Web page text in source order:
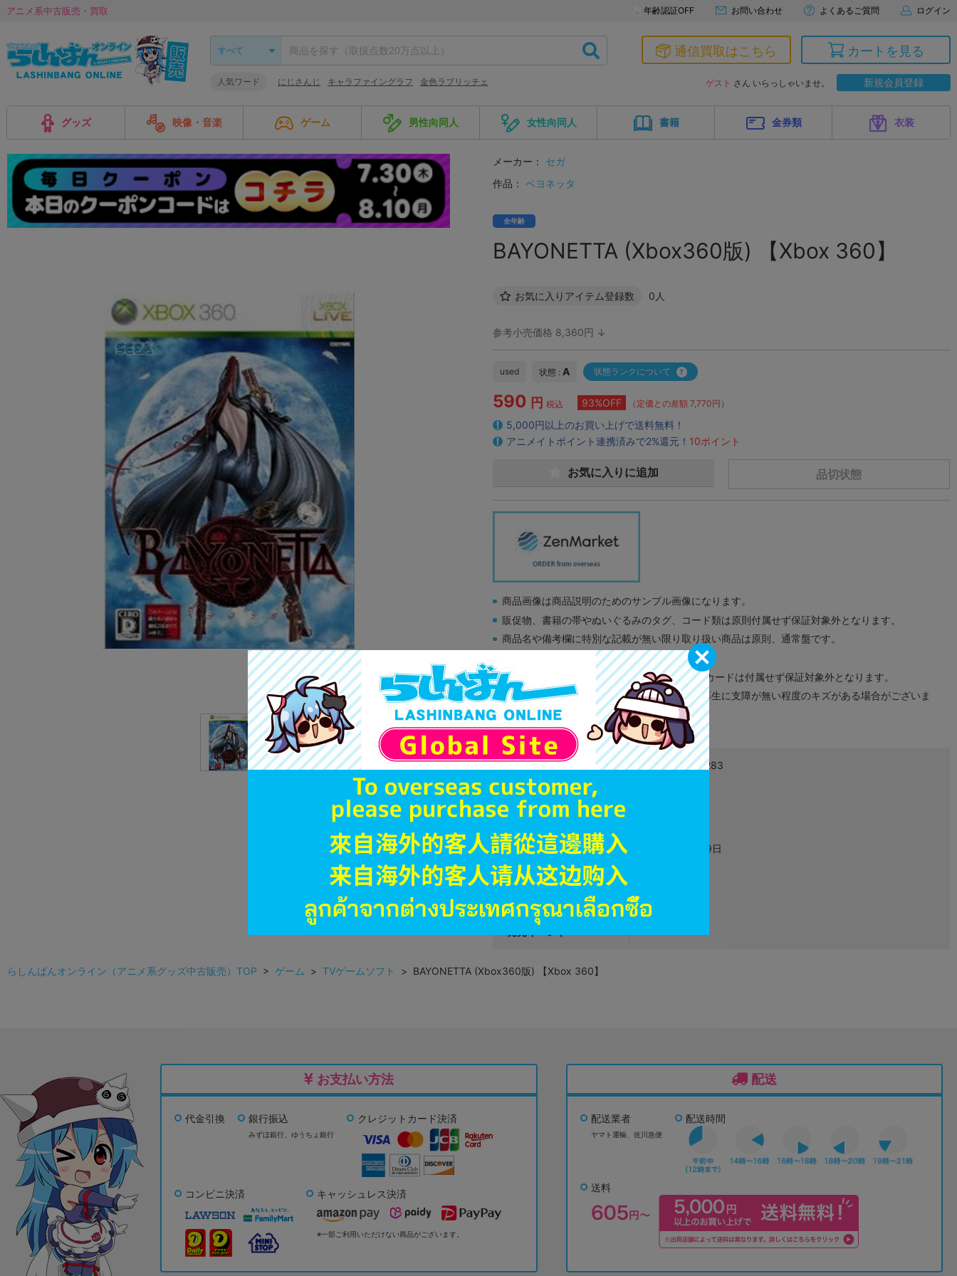
アニメ系中古販売・買取 年齢認証OFF お問い合わせ よくあるご質問 ログイン
人気ワード にじさんじ キャラファイングラフ 金色ラブリッチェ
通信買取はこちら カートを見る
ゲスト さん いらっしゃいませ。 新規会員登録
グッズ 映像・音楽 ゲーム 男性向同人 女性向同人 書籍 金券類 衣装
メーカー：
セガ
作品： ベヨネッタ
全年齢
BAYONETTA (Xbox360版) 【Xbox 360】
お気に入りアイテム登録数 0人
参考小売価格 8,360円 ↓
used 状態 : A 状態ランクについて
590 円 税込 93%OFF （定価との差額 7,770円）
5,000円以上のお買い上げで送料無料！
アニメイトポイント連携済みで2%還元！ 10ポイント
品切状態
お気に入りに追加
商品画像は商品説明のためのサンプル画像になります。
販促物、書籍の帯やぬいぐるみのタグ、コード類は原則付属せず保証対象外となります。
商品名や備考欄に特別な記載が無い限り取り扱い商品は原則、通常盤です。
「電池」は原則として保証対象外となります。
ゲーム機本体には、SDカードなどのメモリーカードは付属せず保証対象外となります。
ディスク類の読み取り面のキズに関しまして再生に支障が無い程度のキズがある場合がございま
す。
※詳細につきましてはコチラ
JANコード 4974365881283
商品番号
商品カテゴリ
発売日 2009年10月29日
ハード
型番 JES1-00001
発売イベント
らしんばんオンライン（アニメ系グッズ中古販売）TOP > ゲーム > TVゲームソフト > BAYONETTA (Xbox360版) 【Xbox 360】
お支払い方法
代金引換 銀行振込
みずほ銀行、 ゆうちょ銀行
クレジットカード決済
コンビニ決済 キャッシュレス決済
※一部ご利用いただけない商品がございます。
配送
配送業者
ヤマト運輸、佐川急便
配送時間
送料